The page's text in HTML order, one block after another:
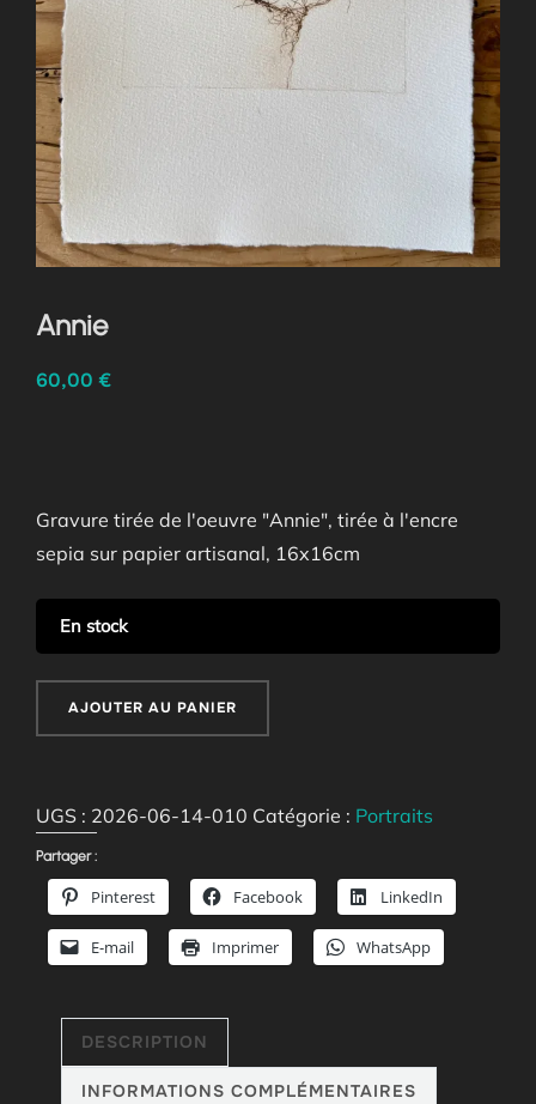
Annie
60,00 €
Gravure tirée de l'oeuvre "Annie", tirée à l'encre
sepia sur papier artisanal, 16x16cm
En stock
quantité
de
AJOUTER AU PANIER
UGS : 2026-06-14-010 Catégorie : Portraits
Partager :
Pinterest Facebook LinkedIn
E-mail Imprimer WhatsApp
DESCRIPTION
INFORMATIONS COMPLÉMENTAIRES